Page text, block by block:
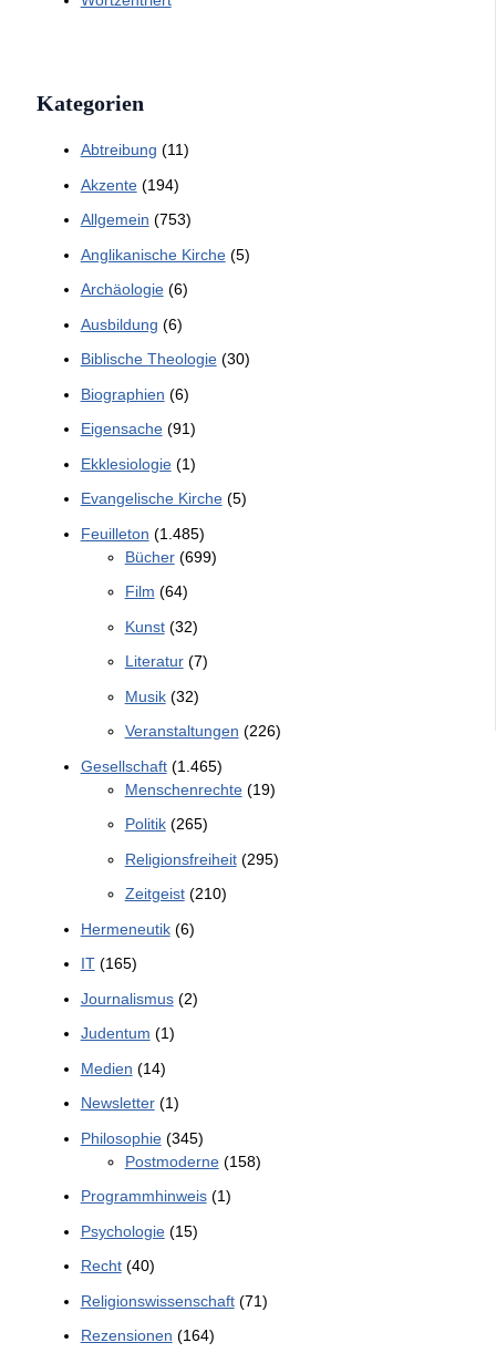
Kategorien
Abtreibung (11)
Akzente(194)
Allgemein (753)
Anglikanische Kirche(5)
Archäologie(6)
Ausbildung (6)
Biblische Theologie(30)
Biographien (6)
Eigensache(91)
Ekklesiologie(1)
Evangelische Kirche(5)
Feuilleton (1.485)
Bücher(699)
Film (64)
Kunst(32)
Literatur(7)
Musik(32)
Veranstaltungen (226)
Gesellschaft(1.465)
Menschenrechte(19)
Politik(265)
Religionsfreiheit(295)
Zeitgeist(210)
Hermeneutik(6)
IT(165)
Journalismus(2)
Judentum (1)
Medien (14)
Newsletter(1)
Philosophie(345)
Postmoderne(158)
Programmhinweis(1)
Psychologie(15)
Recht(40)
Religionswissenschaft(71)
Rezensionen (164)